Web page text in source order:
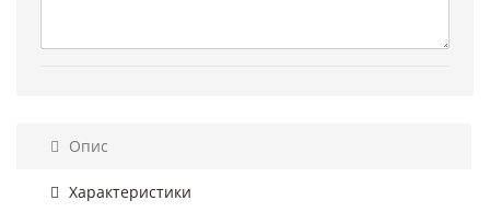
Опис
Характеристики